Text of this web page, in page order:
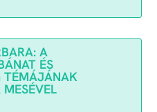
A
ÉS
TÉMÁJÁNAK